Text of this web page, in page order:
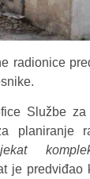
radionice
Službe
planiranje
je predviđao